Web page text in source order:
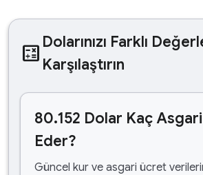
calculate Dolarınızı Farklı
Karşılaştırın
80.152 Dolar Kaç
Eder?
Güncel kur ve asgari ücret